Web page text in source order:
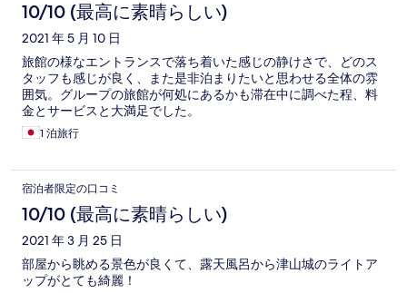
10/10 (最高に素晴らしい)
2021 年 5 月 10 日
旅館の様なエントランスで落ち着いた感じの静けさで、どのス
タッフも感じが良く、また是非泊まりたいと思わせる全体の雰
囲気。グループの旅館が何処にあるかも滞在中に調べた程、料
金とサービスと大満足でした。
1 泊旅行
宿泊者限定の口コミ
10/10 (最高に素晴らしい)
2021 年 3 月 25 日
部屋から眺める景色が良くて、露天風呂から津山城のライトア
ップがとても綺麗！